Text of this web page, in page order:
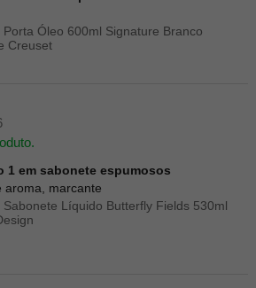
Porta Óleo 600ml Signature Branco
Creuset
1 em sabonete espumosos
aroma, marcante
Sabonete Líquido Butterfly Fields 530ml